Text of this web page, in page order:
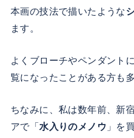
本画の技法で描いたような
ます。
よくブローチやペンダント
覧になったことがある方も
ちなみに、私は数年前、新
アで「水入りのメノウ 」を